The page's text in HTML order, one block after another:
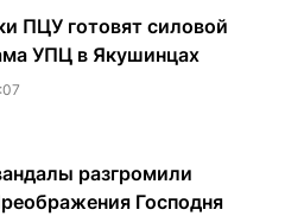
ПЦУ готовят силовой
УПЦ в Якушинцах
разгромили
Господня